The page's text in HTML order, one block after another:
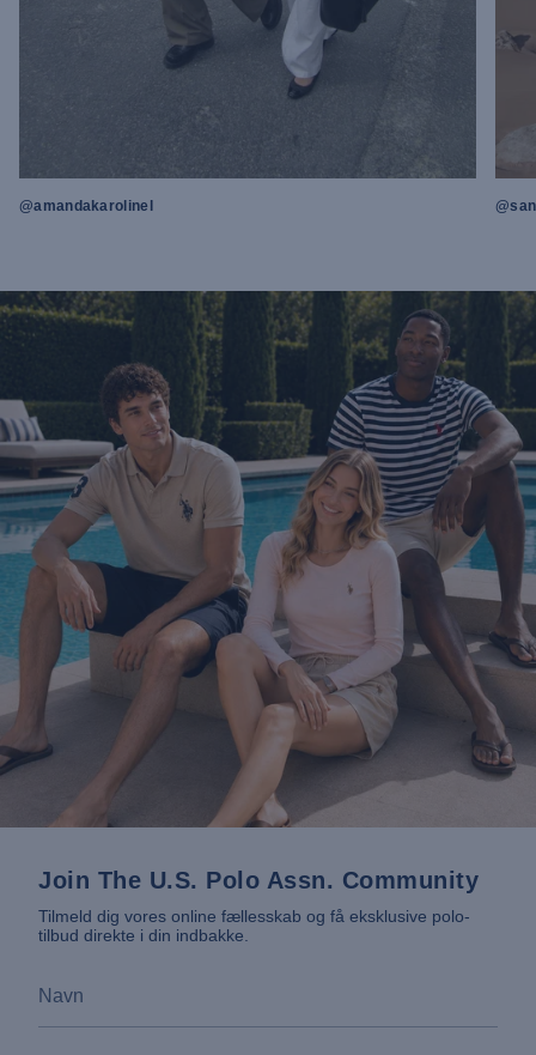
@amandakarolinel
Join The U.S. Polo Assn. Community
Tilmeld dig vores online fællesskab og få eksklusive polo-
tilbud direkte i din indbakke.